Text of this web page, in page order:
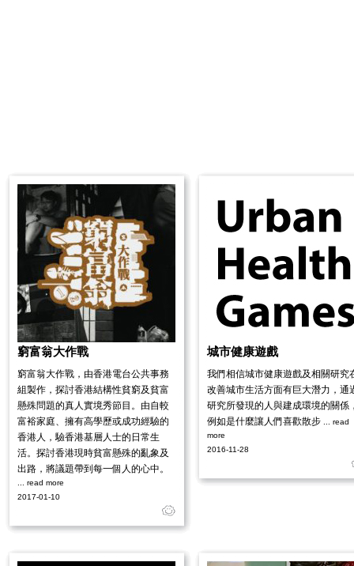
窮富翁大作戰
窮富翁大作戰，由香港電台公共事務
組製作，探討香港結構性貧窮及貧富
懸殊問題的真人實境秀節目。由自較
富裕家庭、擁有高學歷或成功經驗的
香港人，驗香港基層人士的日常生
活。探討香港現時貧富懸殊的亂象及
出路，將議題帶到每一個人的心中。
... read more
2017-01-10
城市健康遊戲
我們相信城市健康遊戲及相關研究
改善城市生活方面有巨大潛力，通
研究所發現的人與建成環境的關係
例如是什麼讓人們喜歡散步
... read
more
2016-11-28